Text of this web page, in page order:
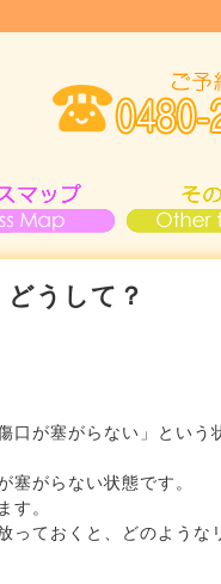
うして？
口が塞がらない」という
塞がらない状態です。
す。
っておくと、どのような